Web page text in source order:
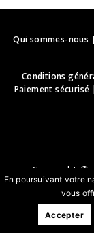
Qui sommes-nous
Conditions
Paiement sécurisé
Copyright ©
En poursuivant votre
vous
Accepter